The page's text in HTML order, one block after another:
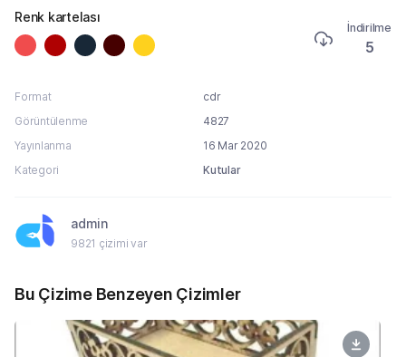
Renk kartelası
İndirilme
5
Format
cdr
Görüntülenme
4827
Yayınlanma
16 Mar 2020
Kategori
Kutular
admin
9821 çizimi var
Bu Çizime Benzeyen Çizimler